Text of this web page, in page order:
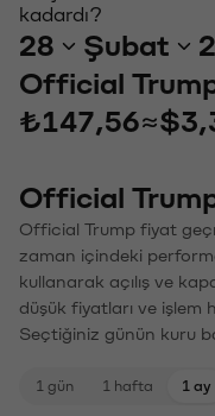
kadardı?
28 Şubat
Official
₺147,56≈
Official
Official Trump fiyat
zaman içindeki
kullanarak açılış ve
düşük fiyatları ve işlem
Seçtiğiniz günün kuru
1 gün 1 hafta 1 ay